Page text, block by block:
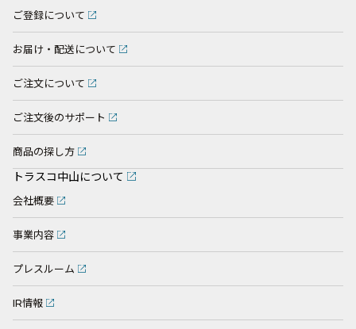
ご登録について
お届け・配送について
ご注文について
ご注文後のサポート
商品の探し方
トラスコ中山について
会社概要
事業内容
プレスルーム
IR情報